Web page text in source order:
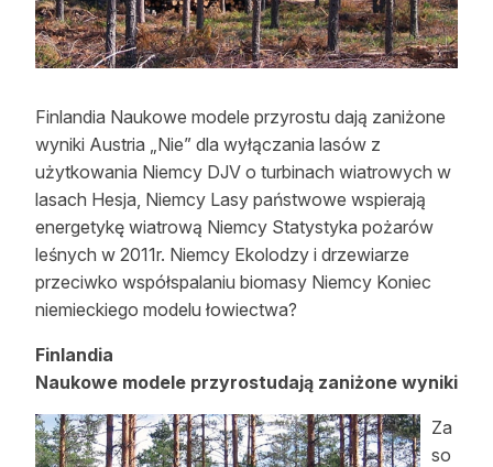
Edukacja
O nas
100 lat „Lasu Polskiego”
Prenumerata
Reklama
Archiwum
Kontakt
Finlandia Naukowe modele przyrostu dają zaniżone
wyniki Austria „Nie” dla wyłączania lasów z
użytkowania Niemcy DJV o turbinach wiatrowych w
lasach Hesja, Niemcy Lasy państwowe wspierają
energetykę wiatrową Niemcy Statystyka pożarów
leśnych w 2011r. Niemcy Ekolodzy i drzewiarze
przeciwko współspalaniu biomasy Niemcy Koniec
niemieckiego modelu łowiectwa?
Finlandia
Naukowe modele przyrostudają zaniżone wyniki
Za
so